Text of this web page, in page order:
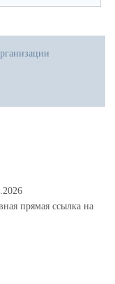
прямая ссылка на